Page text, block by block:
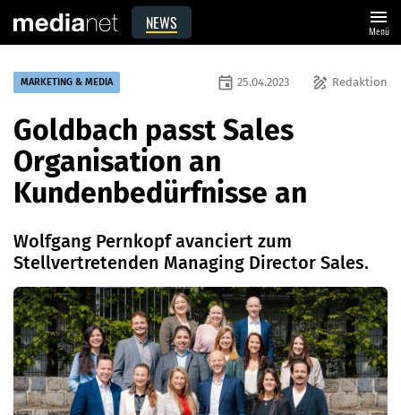
NEWS menu
Menü
MARKETING & MEDIA draw Redaktion
event 25.04.2023
Goldbach passt Sales
Organisation an
Kundenbedürfnisse an
Wolfgang Pernkopf avanciert zum
Stellvertretenden Managing Director Sales.